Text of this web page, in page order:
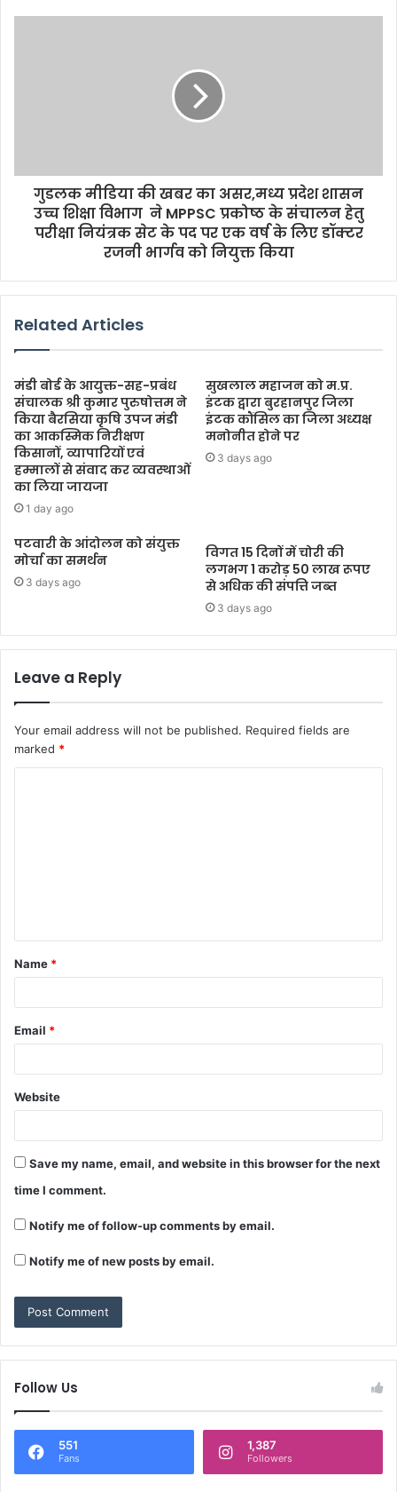
गुडलक मीडिया की खबर का असर,मध्य प्रदेश शासन
उच्च शिक्षा विभाग ने MPPSC प्रकोष्ठ के संचालन हेतु
परीक्षा नियंत्रक सेट के पद पर एक वर्ष के लिए डॉक्टर
रजनी भार्गव को नियुक्त किया
Related Articles
मंडी बोर्ड के आयुक्त-सह-प्रबंध
संचालक श्री कुमार पुरुषोत्तम ने
किया बैरसिया कृषि उपज मंडी
का आकस्मिक निरीक्षण
किसानों, व्यापारियों एवं
हम्मालों से संवाद कर व्यवस्थाओं
का लिया जायजा
1 day ago
सुखलाल महाजन को म.प्र.
इंटक द्वारा बुरहानपुर जिला
इंटक कौंसिल का जिला अध्यक्ष
मनोनीत होने पर
3 days ago
पटवारी के आंदोलन को संयुक्त
मोर्चा का समर्थन
3 days ago
विगत 15 दिनों में चोरी की
लगभग 1 करोड़ 50 लाख रूपए
से अधिक की संपत्ति जब्‍त
3 days ago
Leave a Reply
Your email address will not be published. Required fields are
marked *
t
*
Name *
Email *
Website
Save my name, email, and website in this browser for the next
time I comment.
Notify me of follow-up comments by email.
Notify me of new posts by email.
Follow Us
551
Fans
1,387
Followers